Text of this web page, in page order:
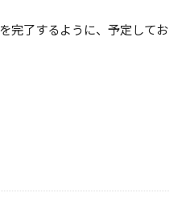
完了するように、予定してお